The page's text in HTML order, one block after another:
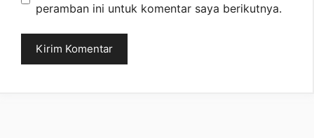
peramban ini untuk komentar saya berikutnya.